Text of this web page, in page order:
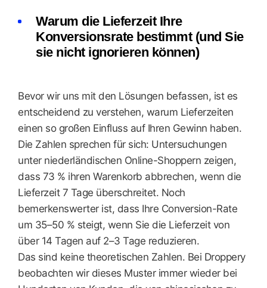
Warum die Lieferzeit Ihre
Konversionsrate bestimmt (und Sie
sie nicht ignorieren können)
Bevor wir uns mit den Lösungen befassen, ist es
entscheidend zu verstehen, warum Lieferzeiten
einen so großen Einfluss auf Ihren Gewinn haben.
Die Zahlen sprechen für sich: Untersuchungen
unter niederländischen Online-Shoppern zeigen,
dass 73 % ihren Warenkorb abbrechen, wenn die
Lieferzeit 7 Tage überschreitet. Noch
bemerkenswerter ist, dass Ihre Conversion-Rate
um 35–50 % steigt, wenn Sie die Lieferzeit von
über 14 Tagen auf 2–3 Tage reduzieren.
Das sind keine theoretischen Zahlen. Bei Droppery
beobachten wir dieses Muster immer wieder bei